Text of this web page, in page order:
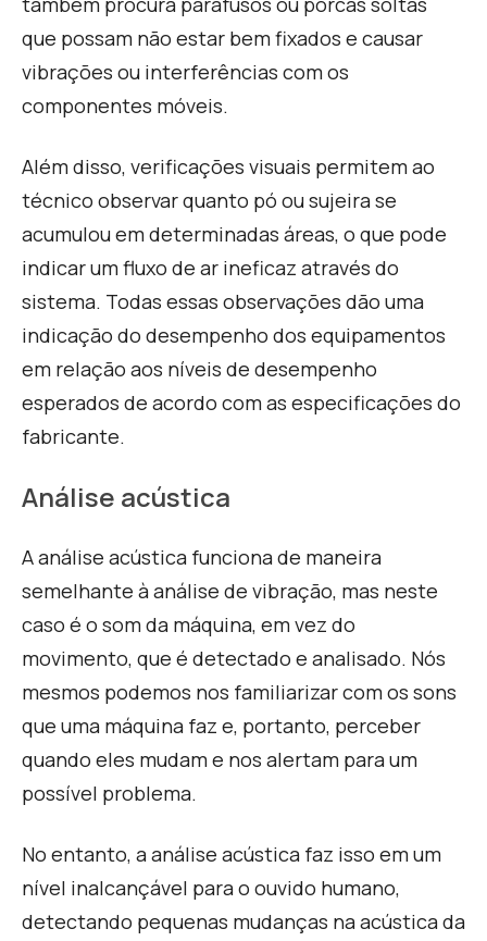
que possam não estar bem fixados e causar
vibrações ou interferências com os
componentes móveis.
Além disso, verificações visuais permitem ao
técnico observar quanto pó ou sujeira se
acumulou em determinadas áreas, o que pode
indicar um fluxo de ar ineficaz através do
sistema. Todas essas observações dão uma
indicação do desempenho dos equipamentos
em relação aos níveis de desempenho
esperados de acordo com as especificações do
fabricante.
Análise acústica
A análise acústica funciona de maneira
semelhante à análise de vibração, mas neste
caso é o som da máquina, em vez do
movimento, que é detectado e analisado. Nós
mesmos podemos nos familiarizar com os sons
que uma máquina faz e, portanto, perceber
quando eles mudam e nos alertam para um
possível problema.
No entanto, a análise acústica faz isso em um
nível inalcançável para o ouvido humano,
detectando pequenas mudanças na acústica da